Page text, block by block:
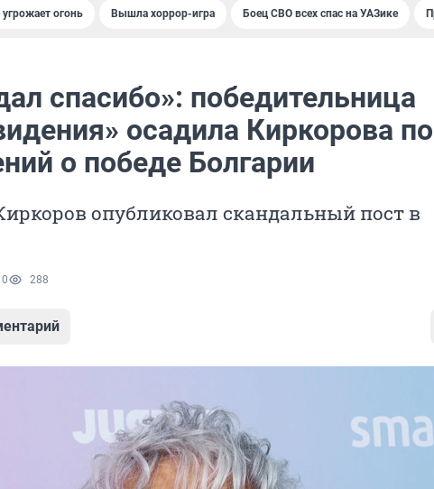
огонь Вышла хоррор-игра Боец СВО всех спас на УАЗике
спасибо»: победительница
осадила Киркорова
о победе Болгарии
опубликовал скандальный пост в
288